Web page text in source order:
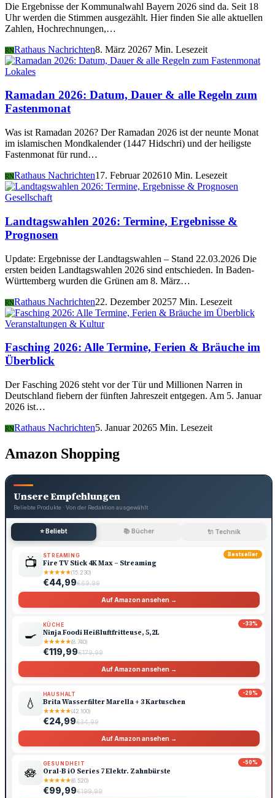
Die Ergebnisse der Kommunalwahl Bayern 2026 sind da. Seit 18
Uhr werden die Stimmen ausgezählt. Hier finden Sie alle aktuellen
Zahlen, Hochrechnungen,…
RNRathaus Nachrichten8. März 20267 Min. Lesezeit
Lokales
Ramadan 2026: Datum, Dauer & alle Regeln zum
Fastenmonat
Was ist Ramadan 2026? Der Ramadan 2026 ist der neunte Monat
im islamischen Mondkalender (1447 Hidschri) und der heiligste
Fastenmonat für rund…
RNRathaus Nachrichten17. Februar 202610 Min. Lesezeit
Gesellschaft
Landtagswahlen 2026: Termine, Ergebnisse &
Prognosen
Update: Ergebnisse der Landtagswahlen – Stand 22.03.2026 Die
ersten beiden Landtagswahlen 2026 sind entschieden. In Baden-
Württemberg wurden die Grünen am 8. März…
RNRathaus Nachrichten22. Dezember 20257 Min. Lesezeit
Veranstaltungen & Kultur
Fasching 2026: Alle Termine, Ferien & Bräuche im
Überblick
Der Fasching 2026 steht vor der Tür und Millionen Narren in
Deutschland fiebern der fünften Jahreszeit entgegen. Am 5. Januar
2026 ist…
RNRathaus Nachrichten5. Januar 20265 Min. Lesezeit
Amazon Shopping
Unsere Empfehlungen
Beliebte Produkte · Von der Redaktion ausgewählt
⭐ Beliebt 📚 Bücher 🔌 Technik
Bestseller
📺 STREAMING
Fire TV Stick 4K Max – Streaming
★★★★★(15.230)
€44,99€69,99
Auf Amazon ansehen →
-33%
🍳
KÜCHE
Ninja Foodi Heißluftfritteuse, 5,2L
★★★★★(8.740)
€119,99€179,99
Auf Amazon ansehen →
-29%
💧
HAUSHALT
Brita Wasserfilter Marella + 3 Kartuschen
★★★★★(42.100)
€24,99€34,99
Auf Amazon ansehen →
-50%
🪷
GESUNDHEIT
Oral-B iO Series 7 Elektr. Zahnbürste
★★★★★(6.520)
€99,99€199,99